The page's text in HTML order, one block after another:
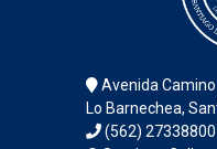
Avenida
Lo Barnechea,
(562) 27338800